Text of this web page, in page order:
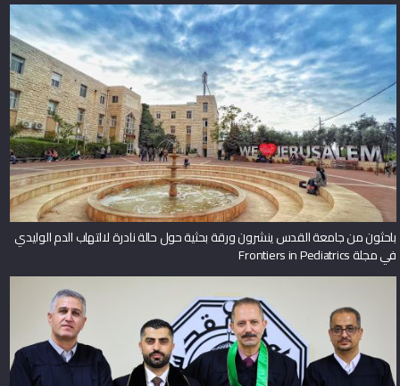
باحثون من جامعة القدس ينشرون ورقة بحثية حول حالة نادرة لالتهاب الدم الوليدي
في مجلة Frontiers in Pediatrics